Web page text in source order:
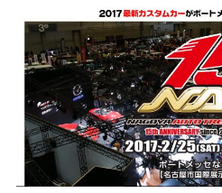
別途
詳細を
近くの店
購入